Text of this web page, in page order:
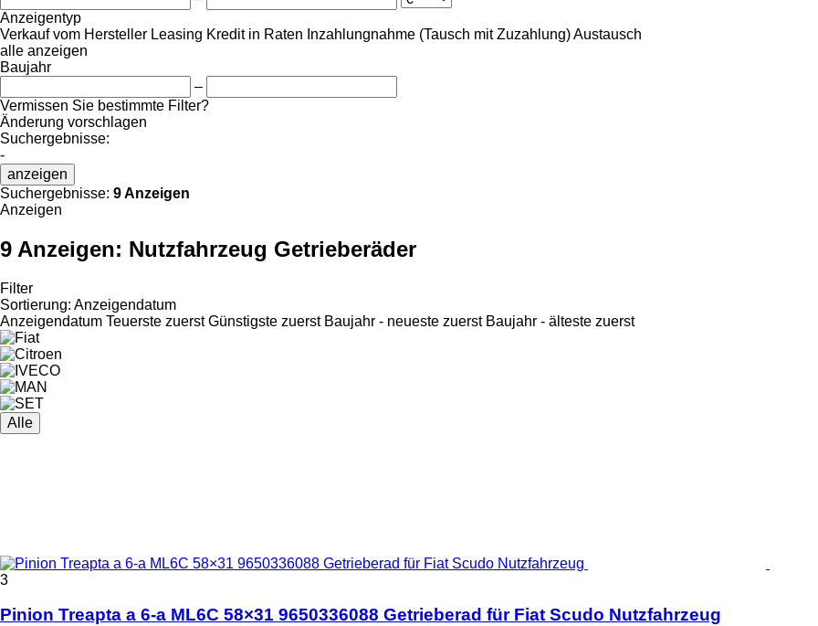
Anzeigentyp
Verkauf vom Hersteller Leasing Kredit in Raten Inzahlungnahme (Tausch mit Zuzahlung)Austausch
alle anzeigen
Baujahr
–
Vermissen Sie bestimmte Filter?
Änderung vorschlagen
Suchergebnisse:
-
anzeigen
Suchergebnisse: 9 Anzeigen
Anzeigen
9 Anzeigen: Nutzfahrzeug Getrieberäder
Filter
Sortierung: Anzeigendatum
Anzeigendatum Teuerste zuerst Günstigste zuerst Baujahr - neueste zuerst Baujahr - älteste zuerst
Alle
3
Pinion Treapta a 6-a ML6C 58×31 9650336088 Getrieberad für Fiat Scudo Nutzfahrzeug